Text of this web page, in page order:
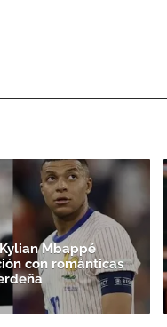
Mbappé
con románticas